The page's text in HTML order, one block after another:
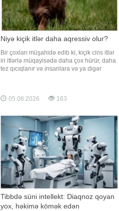
Niyə kiçik itlər daha aqressiv olur?
Bir çoxları müşahidə edib ki, kiçik cins itlər
iri itlərlə müqayisədə daha çox hürür, daha
tez qıcıqlanır və insanlara və ya digər
dayanır. xarici mediaya istinadən xəbər
05.08.2026 163
Tibbdə süni intellekt: Diaqnoz qoyan
yox, həkimə kömək edən